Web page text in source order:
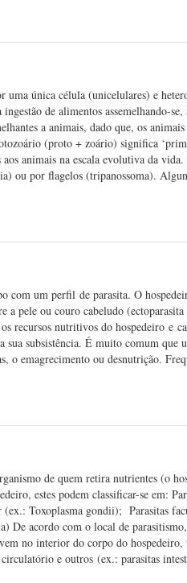
uma única célula (unicelulares) e
de alimentos assemelhando-
a animais, dado que, os
(proto + zoário) significa
animais na escala evolutiva da
ou por flagelos (tripanossoma).
com um perfil de parasita. O
pele ou couro cabeludo (ectoparasita
recursos nutritivos do hospedeiro e
sua subsistência. É muito comum que
o emagrecimento ou desnutrição.
de quem retira nutrientes (o
estes podem classificar-se em:
(ex.: Toxoplasma gondii); Parasitas
De acordo com o local de
no interior do corpo do
e outros (ex.: parasitas